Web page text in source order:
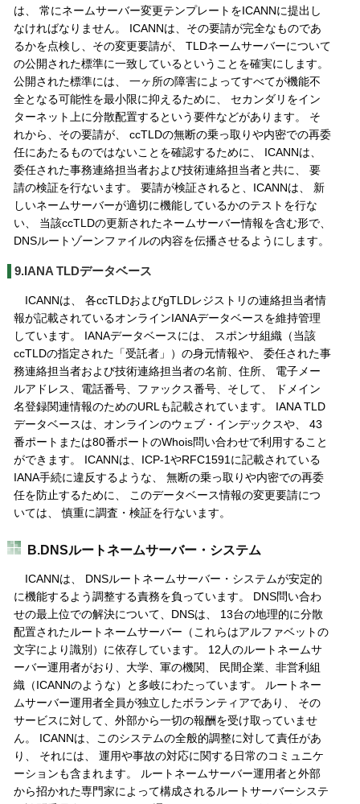
は、 常にネームサーバー変更テンプレートをICANNに提出し
なければなりません。 ICANNは、その要請が完全なものであ
るかを点検し、その変更要請が、 TLDネームサーバーについて
の公開された標準に一致しているということを確実にします。
公開された標準には、 一ヶ所の障害によってすべてが機能不
全となる可能性を最小限に抑えるために、 セカンダリをイン
ターネット上に分散配置するという要件などがあります。 そ
れから、その要請が、 ccTLDの無断の乗っ取りや内密での再委
任にあたるものではないことを確認するために、 ICANNは、
委任された事務連絡担当者および技術連絡担当者と共に、 要
請の検証を行ないます。 要請が検証されると、ICANNは、 新
しいネームサーバーが適切に機能しているかのテストを行な
い、 当該ccTLDの更新されたネームサーバー情報を含む形で、
DNSルートゾーンファイルの内容を伝播させるようにします。
9.IANA TLDデータベース
ICANNは、 各ccTLDおよびgTLDレジストリの連絡担当者情
報が記載されているオンラインIANAデータベースを維持管理
しています。 IANAデータベースには、 スポンサ組織（当該
ccTLDの指定された「受託者」）の身元情報や、 委任された事
務連絡担当者および技術連絡担当者の名前、住所、 電子メー
ルアドレス、電話番号、ファックス番号、そして、 ドメイン
名登録関連情報のためのURLも記載されています。 IANA TLD
データベースは、オンラインのウェブ・インデックスや、 43
番ポートまたは80番ポートのWhois問い合わせで利用すること
ができます。 ICANNは、ICP-1やRFC1591に記載されている
IANA手続に違反するような、 無断の乗っ取りや内密での再委
任を防止するために、 このデータベース情報の変更要請につ
いては、 慎重に調査・検証を行ないます。
B.DNSルートネームサーバー・システム
ICANNは、 DNSルートネームサーバー・システムが安定的
に機能するよう調整する責務を負っています。 DNS問い合わ
せの最上位での解決について、DNSは、 13台の地理的に分散
配置されたルートネームサーバー（これらはアルファベットの
文字により識別）に依存しています。 12人のルートネームサ
ーバー運用者がおり、大学、軍の機関、 民間企業、非営利組
織（ICANNのような）と多岐にわたっています。 ルートネー
ムサーバー運用者全員が独立したボランティアであり、 その
サービスに対して、外部から一切の報酬を受け取っていませ
ん。 ICANNは、このシステムの全般的調整に対して責任があ
り、 それには、 運用や事故の対応に関する日常のコミュニケ
ーションも含まれます。 ルートネームサーバー運用者と外部
から招かれた専門家によって構成されるルートサーバーシステ